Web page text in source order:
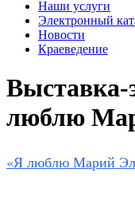
Наши услуги
Электронный
Новости
Краеведение
Выставка-
люблю
«Я люблю Марий